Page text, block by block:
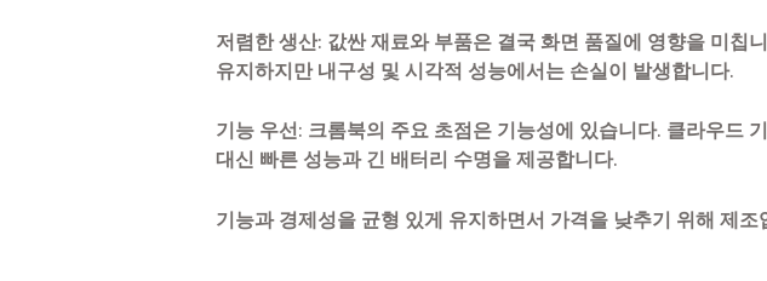
저렴한 생산: 값싼 재료와 부품은 결국 화면 품질에 영향을 미칩
유지하지만 내구성 및 시각적 성능에서는 손실이 발생합니다.
기능 우선: 크롬북의 주요 초점은 기능성에 있습니다. 클라우드
대신 빠른 성능과 긴 배터리 수명을 제공합니다.
기능과 경제성을 균형 있게 유지하면서 가격을 낮추기 위해 제